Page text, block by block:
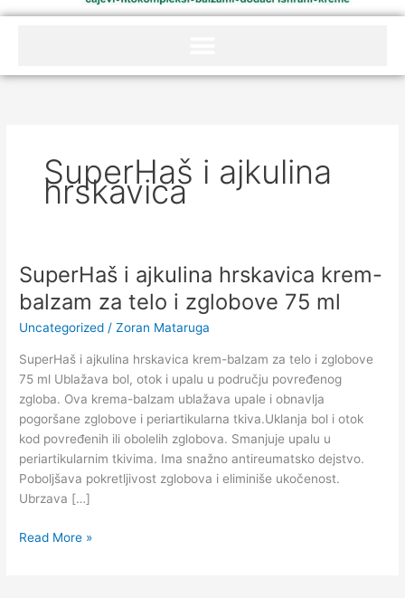
SuperHaš i ajkulina
hrskavica
SuperHaš i ajkulina hrskavica krem-
balzam za telo i zglobove 75 ml
Uncategorized /Zoran Mataruga
SuperHaš i ajkulina hrskavica krem-balzam za telo i zglobove
75 ml Ublažava bol, otok i upalu u području povređenog
zgloba. Ova krema-balzam ublažava upale i obnavlja
pogoršane zglobove i periartikularna tkiva.Uklanja bol i otok
kod povređenih ili obolelih zglobova. Smanjuje upalu u
periartikularnim tkivima. Ima snažno antireumatsko dejstvo.
Poboljšava pokretljivost zglobova i eliminiše ukočenost.
Ubrzava […]
SuperHaš
i
ajkulina
hrskavica
balzam
telo
i
zglobove
75
Read More »